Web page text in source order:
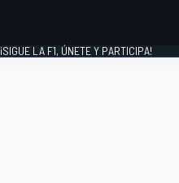
¡SIGUE LA F1, ÚNETE Y PARTICIPA!